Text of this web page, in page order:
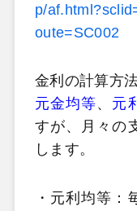
p/
oute=SC002
金利の計算方
元金均等、 元
すが、月々の
します。
・元利均等：